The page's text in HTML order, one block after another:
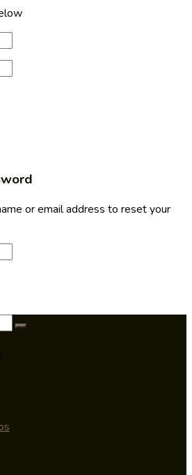
or email address to reset your